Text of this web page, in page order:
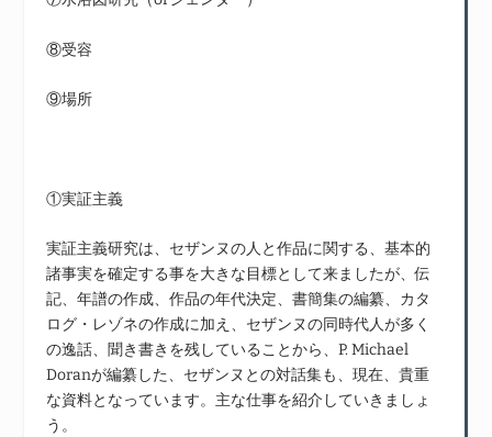
⑧受容
⑨場所
①実証主義
実証主義研究は、セザンヌの人と作品に関する、基本的
諸事実を確定する事を大きな目標として来ましたが、伝
記、年譜の作成、作品の年代決定、書簡集の編纂、カタ
ログ・レゾネの作成に加え、セザンヌの同時代人が多く
の逸話、聞き書きを残していることから、P. Michael
Doranが編纂した、セザンヌとの対話集も、現在、貴重
な資料となっています。主な仕事を紹介していきましょ
う。